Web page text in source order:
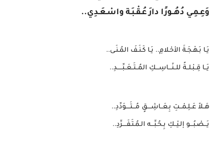
وَعِـمِـي دُهُــورًا دارَ عُـقْـبَـة واسْـعَـدِي..
يَـا بَـهْـجَـةَ الأحْـلامِ.. يَـا كَـنَـفَ المُـنَـى..
يَــا قِــبْـلــةً للــنّـــاسِـــكِ المُــتَــعَــبِّـــــدِ..
هَــلاّ عَــلِـمْــتِ بِـعَــاشِــــقٍ مُـــتَــــوَدِّدِ..
يَـــصْـبُـــو إلـيْــكِ بِـحُـبِّـــه الـمُـتَـفَــــرِّدِ..